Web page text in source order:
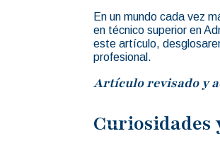
En un mundo cada vez
en técnico superior en
este artículo,
profesional.
Artículo revisado y
Curiosidades